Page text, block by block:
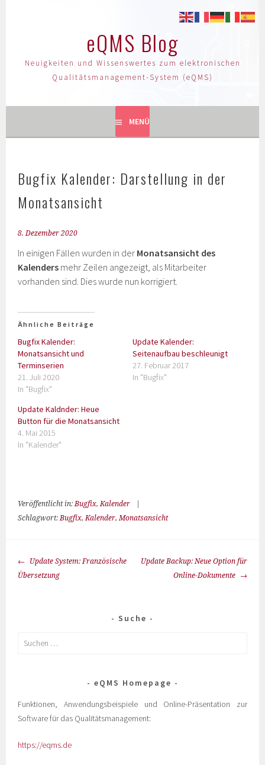
eQMS Blog
Neuigkeiten und Wissenswertes zum elektronischen
Qualitätsmanagement-System (eQMS)
MENÜ
Bugfix Kalender: Darstellung in der
Monatsansicht
8. Dezember 2020
In einigen Fällen wurden in der Monatsansicht des
Kalenders mehr Zeilen angezeigt, als Mitarbeiter
vorhanden sind. Dies wurde nun korrigiert.
Ähnliche Beiträge
Bugfix Kalender:
Monatsansicht und
Terminserien
21. Juli 2020
In "Bugfix"
Update Kalender:
Seitenaufbau beschleunigt
27. Februar 2017
In "Bugfix"
Update Kaldnder: Heue
Button für die Monatsansicht
4. Mai 2015
In "Kalender"
Veröffentlicht in:Bugfix,Kalender
Schlagwort:Bugfix,Kalender,Monatsansicht
Update System: Französische
Übersetzung
Update Backup: Neue Option für
Online-Dokumente
Suche
eQMS Homepage
Funktionen, Anwendungsbeispiele und Online-Präsentation zur
Software für das Qualitätsmanagement:
https://eqms.de